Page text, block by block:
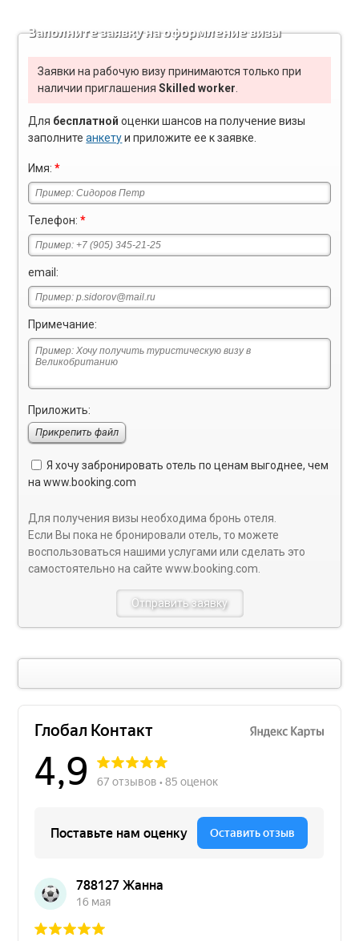
Заполните заявку на оформление визы
Заявки на рабочую визу принимаются только при
наличии приглашенияSkilled worker
Для бесплатной оценки шансов на получение визы
заполнитеанкетуи приложите ее к заявке.
Имя:*
Телефон:*
email:
Примечание:
Приложить:
Прикрепить файл
Я хочу забронировать отель по ценам выгоднее, чем
наwww.booking.com
Для получения визы необходима бронь отеля.
Если Вы пока не бронировали отель, то можете
воспользоваться нашими услугами или сделать это
самостоятельно на сайтеwww.booking.com